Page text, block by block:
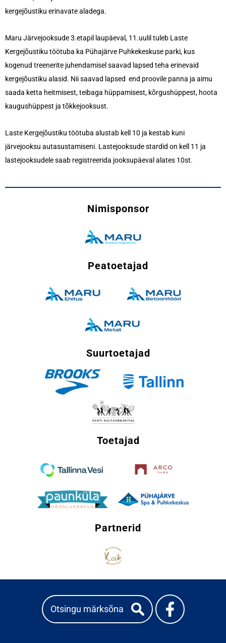
kergejõustiku erinavate aladega.
Maru Järvejooksude 3.etapil laupäeval, 11.uulil tuleb Laste
Kergejõustiku töötuba ka Pühajärve Puhkekeskuse parki, kus
kogenud treenerite juhendamisel saavad lapsed teha erinevaid
kergejõustiku alasid. Nii saavad lapsed end proovile panna ja aimu
saada ketta heitmisest, teibaga hüppamisest, kõrgushüppest, hoota
kaugushüppest ja tõkkejooksust.
Laste Kergejõustiku töötuba alustab kell 10 ja kestab kuni
järvejooksu autasustamiseni. Lastejooksude stardid on kell 11 ja
lastejooksudele saab registreerida jooksupäeval alates 10st.
Nimisponsor
Peatoetajad
Suurtoetajad
Toetajad
Partnerid